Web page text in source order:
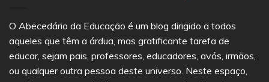
O Abecedário da Educação é um blog dirigido a todos
aqueles que têm a árdua, mas gratificante tarefa de
educar, sejam pais, professores, educadores, avós, irmãos,
ou qualquer outra pessoa deste universo. Neste espaço,